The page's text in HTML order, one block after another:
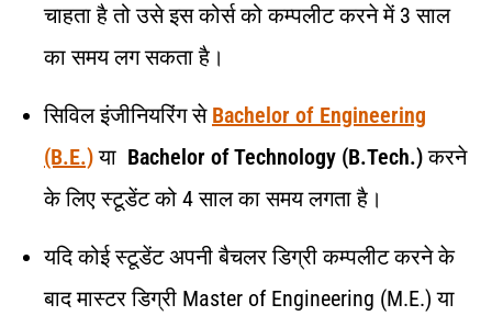
चाहता है तो उसे इस कोर्स को कम्पलीट करने में 3 साल
का समय लग सकता है।
सिविल इंजीनियरिंग से Bachelor of Engineering
(B.E.)या Bachelor of Technology (B.Tech.)करने
के लिए स्टूडेंट को 4 साल का समय लगता है।
यदि कोई स्टूडेंट अपनी बैचलर डिग्री कम्पलीट करने के
बाद मास्टर डिग्री Master of Engineering (M.E.) या